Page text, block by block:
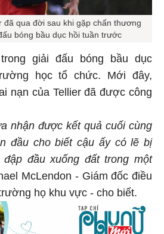
đã qua đời sau khi gặp chấn thương
bóng bầu dục hồi tuần trước
giải đấu bóng bầu dục
học tổ chức. Mới đây,
nạn của Tellier đã được công
nhận được kết quả cuối cùng
đầu cho biết cậu ấy có lẽ bị
đầu xuống đất trong một
McLendon - Giám đốc điều
họ khu vực - cho biết.